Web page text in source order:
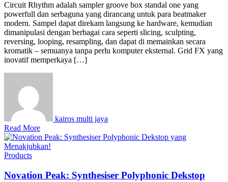
Circuit Rhythm adalah sampler groove box standal one yang
powerfull dan serbaguna yang dirancang untuk para beatmaker
modern. Sampel dapat direkam langsung ke hardware, kemudian
dimanipulasi dengan berbagai cara seperti slicing, sculpting,
reversing, looping, resampling, dan dapat di memainkan secara
kromatik – semuanya tanpa perlu komputer eksternal. Grid FX yang
inovatif memperkaya […]
kairos multi jaya
Read More
Products
Novation Peak: Synthesiser Polyphonic Dekstop